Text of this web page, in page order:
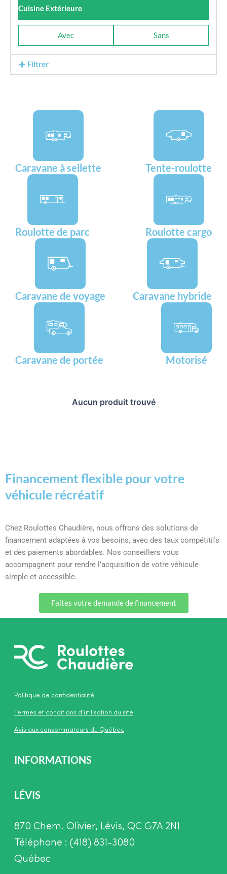
Cuisine Extérieure
Avec Sans
Filtrer
Caravane à sellette Tente-roulotte
Roulotte de parc Roulotte cargo
Caravane de voyage Caravane hybride
Caravane de portée Motorisé
Aucun produit trouvé
Financement flexible pour votre
véhicule récréatif
Chez Roulottes Chaudière, nous offrons des solutions de
financement adaptées à vos besoins, avec des taux compétitifs
et des paiements abordables. Nos conseillers vous
accompagnent pour rendre l’acquisition de votre véhicule
simple et accessible.
Faites votre demande de financement
Politique de confidentialité
Termes et conditions d’utilisation du site
Avis aux consommateurs du Québec
INFORMATIONS
LÉVIS
870 Chem. Olivier, Lévis, QC G7A 2N1
Téléphone : (418) 831-3080
Québec